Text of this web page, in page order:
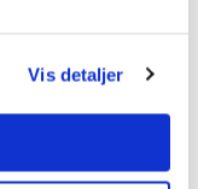
Vis detaljer
pdf.
Ryder